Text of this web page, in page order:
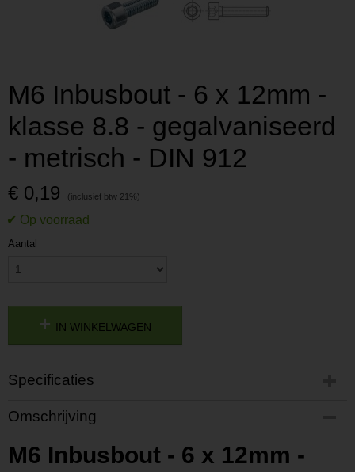
M6 Inbusbout - 6 x 12mm -
klasse 8.8 - gegalvaniseerd
- metrisch - DIN 912
€ 0,19
Aantal
IN WINKELWAGEN
Specificaties
Productcode
P202003100938
Productcode leverancier
L202003100938
Omschrijving
M6 Inbusbout - 6 x 12mm -